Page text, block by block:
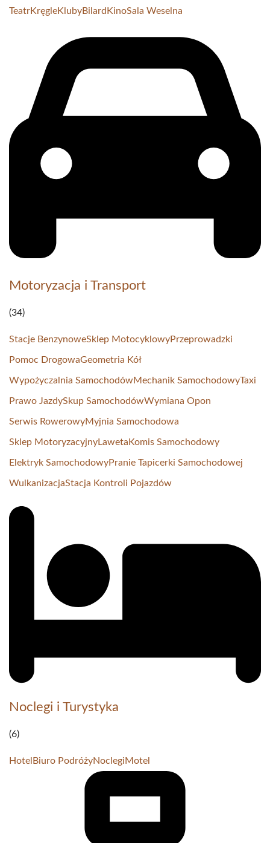
TeatrKręgleKlubyBilard KinoSala Weselna
Motoryzacja i Transport
(34)
Stacje BenzynoweSklep MotocyklowyPrzeprowadzki
Pomoc DrogowaGeometria Kół
Wypożyczalnia SamochodówMechanik SamochodowyTaxi
Prawo JazdySkup SamochodówWymiana Opon
Serwis RowerowyMyjnia Samochodowa
Sklep MotoryzacyjnyLaweta Komis Samochodowy
Elektryk SamochodowyPranie Tapicerki Samochodowej
WulkanizacjaStacja Kontroli Pojazdów
Noclegi i Turystyka
(6)
Hotel Biuro PodróżyNoclegiMotel